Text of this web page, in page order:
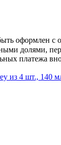
оформлен с
долями,
платежа
из 4 шт., 140